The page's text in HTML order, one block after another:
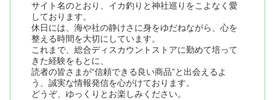
サイト名のとおり、イカ釣りと神社巡りをこよなく愛
しております。
休日には、海や社の静けさに身をゆだねながら、心を
整える時間を大切にしています。
これまで、総合ディスカウントストアに勤めて培って
きた経験をもとに、
読者の皆さまが“信頼できる良い商品”と出会えるよ
う、誠実な情報発信を心がけております。
どうぞ、ゆっくりとお楽しみください。